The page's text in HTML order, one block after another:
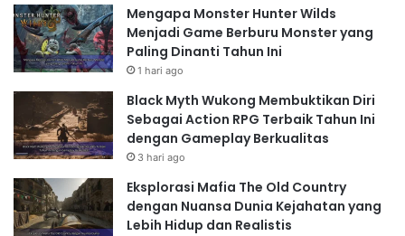
Mengapa Monster Hunter Wilds
Menjadi Game Berburu Monster yang
Paling Dinanti Tahun Ini
1 hari ago
Black Myth Wukong Membuktikan Diri
Sebagai Action RPG Terbaik Tahun Ini
dengan Gameplay Berkualitas
3 hari ago
Eksplorasi Mafia The Old Country
dengan Nuansa Dunia Kejahatan yang
Lebih Hidup dan Realistis